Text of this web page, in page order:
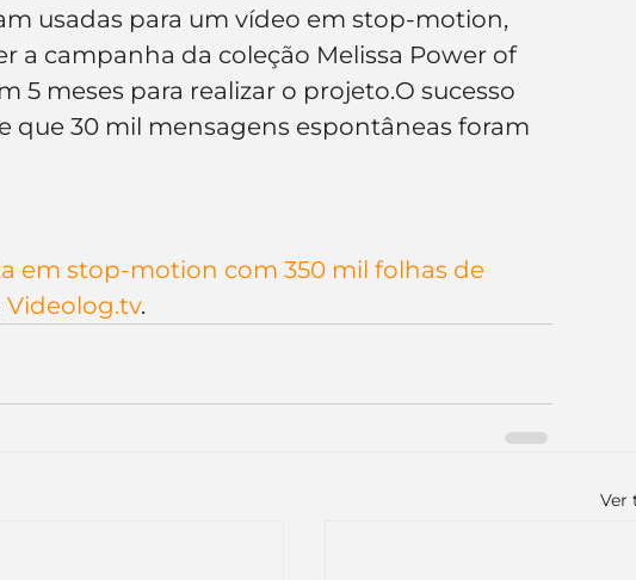
Logotipo
nome de empresa Branding
usadas para um vídeo em stop-motion,
a campanha da coleção Melissa Power of
5 meses para realizar o projeto.O sucesso
que 30 mil mensagens espontâneas foram
em stop-motion com 350 mil folhas de
Videolog.tv.
Ver